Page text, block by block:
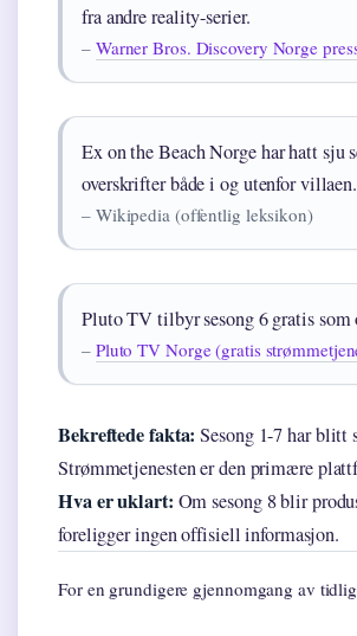
fra andre reality-serier.
– Warner Bros. Discovery Norge
Ex on the Beach Norge har hatt sju
overskrifter både i og utenfor villaen.
– Wikipedia (offentlig leksikon)
Pluto TV tilbyr sesong 6 gratis
– Pluto TV Norge (gratis
Bekreftede fakta: Sesong 1-7 har blitt
Strømmetjenesten er den primære
Hva er uklart: Om sesong 8 blir
foreligger ingen offisiell informasjon.
For en grundigere gjennomgang av